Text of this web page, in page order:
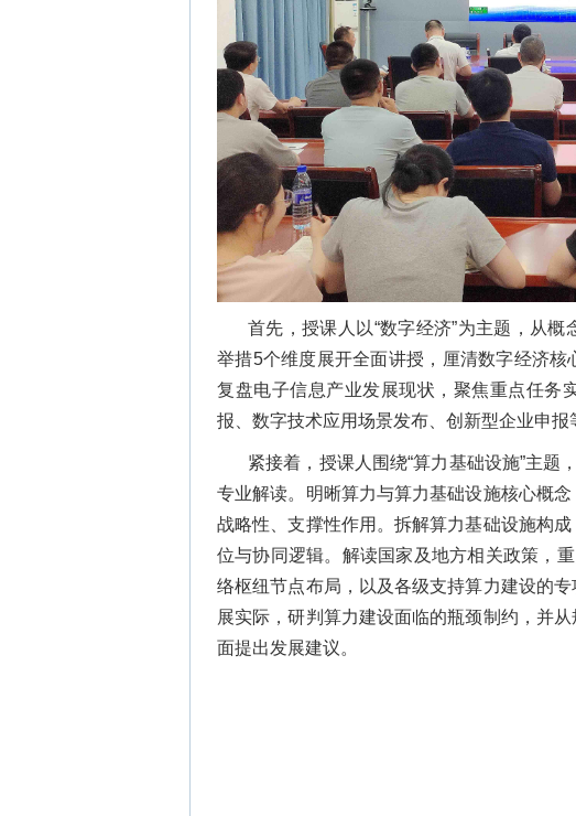
首先，授课人以“数字经济”为主题，从
举措5个维度展开全面讲授，厘清数字经济核
复盘电子信息产业发展现状，聚焦重点任务
报、数字技术应用场景发布、创新型企业申报
紧接着，授课人围绕“算力基础设施”主
专业解读。明晰算力与算力基础设施核心概
战略性、支撑性作用。拆解算力基础设施构
位与协同逻辑。解读国家及地方相关政策，
络枢纽节点布局，以及各级支持算力建设的
展实际，研判算力建设面临的瓶颈制约，并
面提出发展建议。